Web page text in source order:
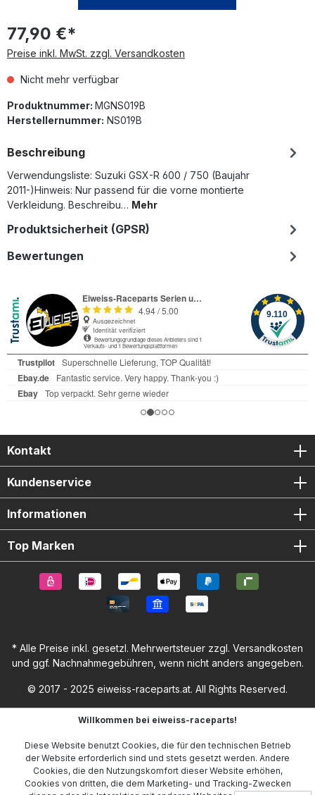
77,90 €*
Preise inkl. MwSt. zzgl. Versandkosten
Nicht mehr verfügbar
Produktnummer: MGNS019B
Herstellernummer: NS019B
Beschreibung
Verwendungsliste: Suzuki GSX-R 600 / 750 (Baujahr
2011-)Hinweis: Nur passend für die vorne montierte
Verkleidung. Beschreibu… Mehr
Produktsicherheit (GPSR)
Bewertungen
Kontakt
Kundenservice
Informationen
Top Marken
* Alle Preise inkl. gesetzl. Mehrwertsteuer zzgl. Versandkosten
und ggf. Nachnahmegebühren, wenn nicht anders angegeben.
© 2017 - 2025 eiweiss-raceparts.at. All Rights Reserved.
Willkommen bei eiweiss-raceparts!
Diese Website benutzt Cookies, die für den technischen Betrieb
der Website erforderlich sind und stets gesetzt werden. Andere
Cookies, die den Nutzungskomfort dieser Website erhöhen,
Cookies von dritten, die dem Marketing- und Tracking-Zwecken